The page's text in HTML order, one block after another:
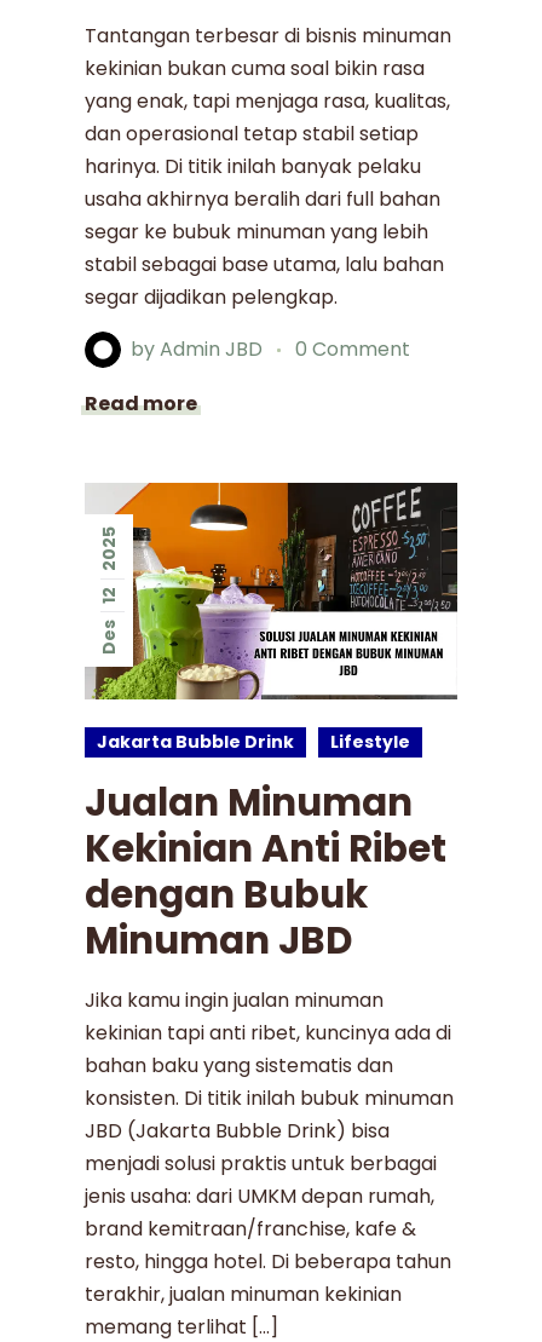
Tantangan terbesar di bisnis minuman
kekinian bukan cuma soal bikin rasa
yang enak, tapi menjaga rasa, kualitas,
dan operasional tetap stabil setiap
harinya. Di titik inilah banyak pelaku
usaha akhirnya beralih dari full bahan
segar ke bubuk minuman yang lebih
stabil sebagai base utama, lalu bahan
segar dijadikan pelengkap.
byAdmin JBD
0 Comment
Read more
Des
12
2025
Jakarta Bubble Drink Lifestyle
Jualan Minuman
Kekinian Anti Ribet
dengan Bubuk
Minuman JBD
Jika kamu ingin jualan minuman
kekinian tapi anti ribet, kuncinya ada di
bahan baku yang sistematis dan
konsisten. Di titik inilah bubuk minuman
JBD (Jakarta Bubble Drink) bisa
menjadi solusi praktis untuk berbagai
jenis usaha: dari UMKM depan rumah,
brand kemitraan/franchise, kafe &
resto, hingga hotel. Di beberapa tahun
terakhir, jualan minuman kekinian
memang terlihat […]